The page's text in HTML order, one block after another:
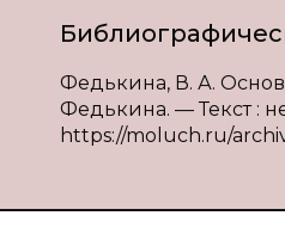
Федькина, В. А.
Федькина. — Текст :
https://moluch.ru/